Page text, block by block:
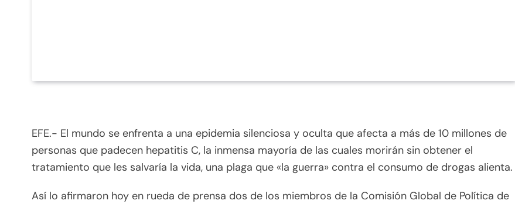
EFE.- El mundo se enfrenta a una epidemia silenciosa y oculta que afecta a más de 10 millones de
personas que padecen hepatitis C, la inmensa mayoría de las cuales morirán sin obtener el
tratamiento que les salvaría la vida, una plaga que «la guerra» contra el consumo de drogas alienta.
Así lo afirmaron hoy en rueda de prensa dos de los miembros de la Comisión Global de Política de